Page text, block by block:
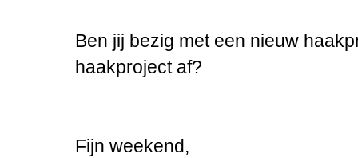
Ben jij bezig met een nieuw
haakproject af?
Fijn weekend,